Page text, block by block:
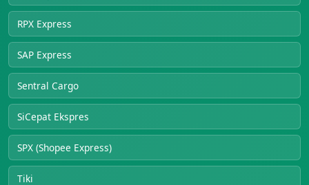
RPX Express
SAP Express
Sentral Cargo
SiCepat Ekspres
SPX (Shopee Express)
Tiki